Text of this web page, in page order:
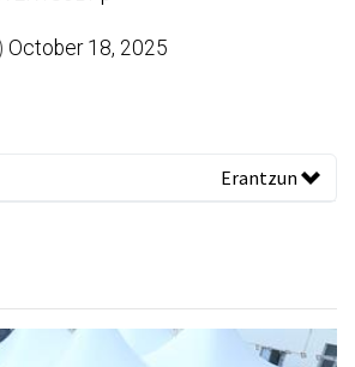
October 18, 2025
Erantzun